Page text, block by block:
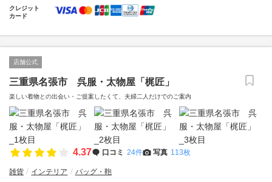
クレジット
カード
店舗公式
三重県名張市 呉服・太物屋「梶匠」
楽しい着物との出会い・ご提案したくて、夫婦二人だけでのご案内
4.37 口コミ 24件 写真 113枚
雑貨 インテリア バッグ・鞄